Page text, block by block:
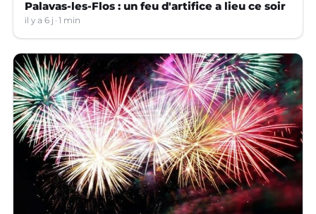
Palavas-les-Flos : un feu d'artifice a lieu ce soir
il y a 6 j 1 min